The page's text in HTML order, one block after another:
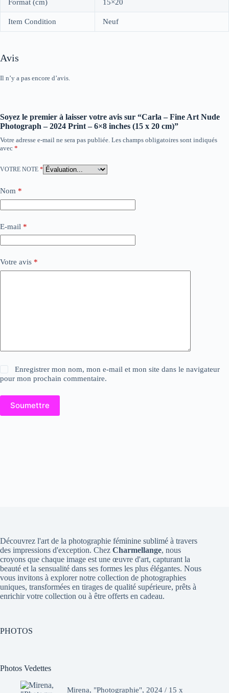
Format (cm) 15×20
Item Condition Neuf
Avis
Il n’y a pas encore d’avis.
Soyez le premier à laisser votre avis sur “Carla – Fine Art Nude
Photograph – 2024 Print – 6×8 inches (15 x 20 cm)”
Votre adresse e-mail ne sera pas publiée. Les champs obligatoires sont indiqués
avec *
VOTRE NOTE *
Nom *
E-mail *
Votre avis *
Enregistrer mon nom, mon e-mail et mon site dans le navigateur
pour mon prochain commentaire.
Soumettre
Découvrez l'art de la photographie féminine sublimé à travers
des impressions d'exception. Chez Charmellange, nous
croyons que chaque image est une œuvre d'art, capturant la
beauté et la sensualité dans ses formes les plus élégantes. Nous
vous invitons à explorer notre collection de photographies
uniques, transformées en tirages de qualité supérieure, prêts à
enrichir votre collection ou à être offerts en cadeau.
PHOTOS
Photos Vedettes
Mirena, "Photographie", 2024 / 15 x